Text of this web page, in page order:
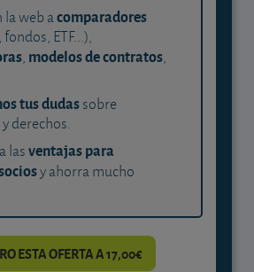
la web acomparadores
ETF...),
, modelos de contratos,
tus dudassobre
derechos.
lasventajas para
y ahorra mucho
ESTA OFERTA A 17,00€